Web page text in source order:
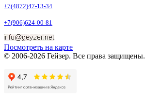
+7(4872)47-13-34
+7(906)624-00-81
Посмотреть на карте
© 2006-2026 Гейзер. Все права защищены.